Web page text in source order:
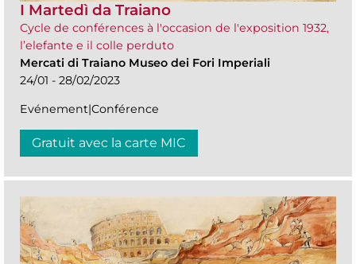
I Martedì da Traiano
Cycle de conférences à l'occasion de l'exposition 1932,
l’elefante e il colle perduto
Mercati di Traiano Museo dei Fori Imperiali
24/01 - 28/02/2023
Evénement|Conférence
Gratuit avec la carte MIC